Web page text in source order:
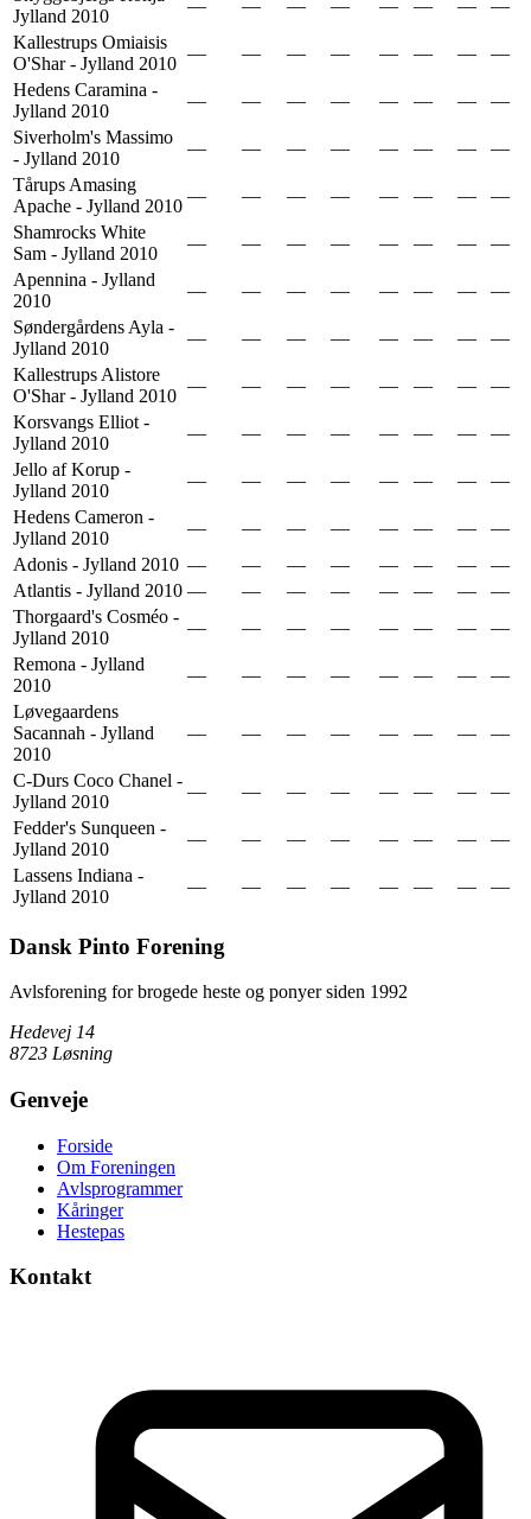
Jylland 2010
— — — — — — —
—
Kallestrups Omiaisis
O'Shar - Jylland 2010
— — — — — — —
—
Hedens Caramina -
Jylland 2010
— — — — — — —
—
Siverholm's Massimo
- Jylland 2010
— — — — — — —
—
Tårups Amasing
Apache - Jylland 2010
— — — — — — —
—
Shamrocks White
Sam - Jylland 2010
— — — — — — —
—
Apennina - Jylland
2010
— — — — — — —
—
Søndergårdens Ayla -
Jylland 2010
— — — — — — —
—
Kallestrups Alistore
O'Shar - Jylland 2010
— — — — — — —
—
Korsvangs Elliot -
Jylland 2010
— — — — — — —
—
Jello af Korup -
Jylland 2010
— — — — — — —
—
Hedens Cameron -
Jylland 2010
— — — — — — —
—
Adonis - Jylland 2010 — — — — — — —
—
Atlantis - Jylland 2010 — — — — — — —
—
Thorgaard's Cosméo -
Jylland 2010
— — — — — — —
—
Remona - Jylland
2010
— — — — — — —
—
Løvegaardens
Sacannah - Jylland
2010
— — — — — — — —
C-Durs Coco Chanel -
Jylland 2010
— — — — — — —
—
Fedder's Sunqueen -
Jylland 2010
— — — — — — —
—
Lassens Indiana -
Jylland 2010
— — — — — — — —
Dansk Pinto Forening
Avlsforening for brogede heste og ponyer siden 1992
Hedevej 14
8723 Løsning
Genveje
Forside
Om Foreningen
Avlsprogrammer
Kåringer
Hestepas
Kontakt